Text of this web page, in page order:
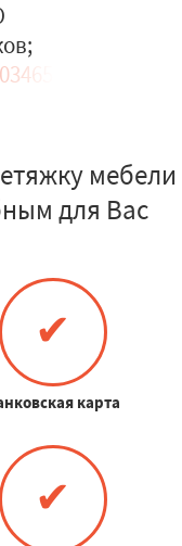
;
мебели
для Вас
✔
карта
✔